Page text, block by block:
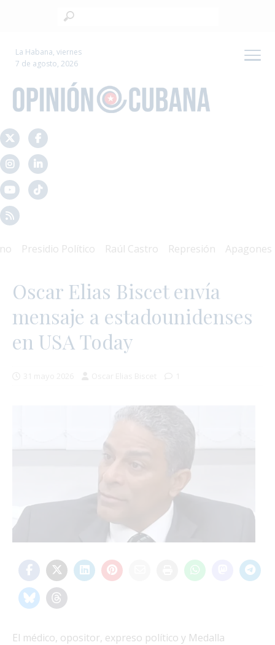
La Habana, viernes
7 de agosto, 2026
Presidio Político Raúl Castro Represión Apagones
Oscar Elias Biscet envía
mensaje a estadounidenses
en USA Today
El médico, opositor, expreso político y Medalla